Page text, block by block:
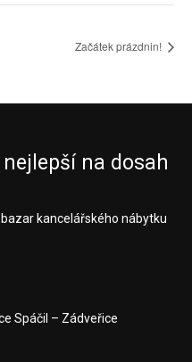
Začátek prázdnin!
na dosah
bazar kancelářského nábytku
Spáčil – Zádveřice